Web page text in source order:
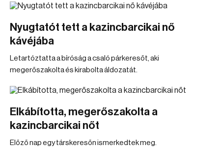
Nyugtatót tett a kazincbarcikai nő
kávéjába
Letartóztatta a bíróság a csaló párkeresőt, aki
megerőszakolta és kirabolta áldozatát.
Elkábította, megerőszakolta a
kazincbarcikai nőt
Előző nap egy társkeresőn ismerkedtek meg.